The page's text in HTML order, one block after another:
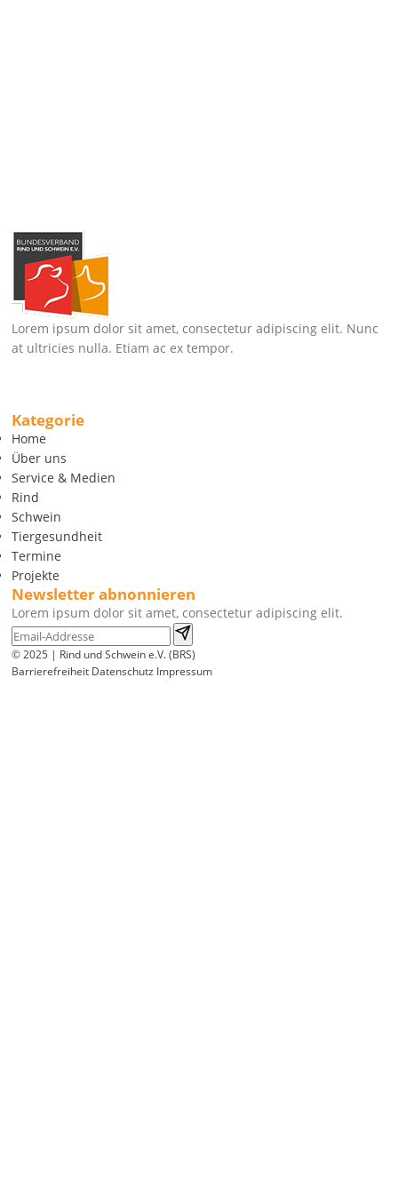
Lorem ipsum dolor sit amet, consectetur adipiscing elit. Nunc
at ultricies nulla. Etiam ac ex tempor.
Kategorie
Home
Über uns
Service & Medien
Rind
Schwein
Tiergesundheit
Termine
Projekte
Newsletter abnonnieren
Lorem ipsum dolor sit amet, consectetur adipiscing elit.
© 2025 | Rind und Schwein e.V. (BRS)
Barrierefreiheit Datenschutz Impressum